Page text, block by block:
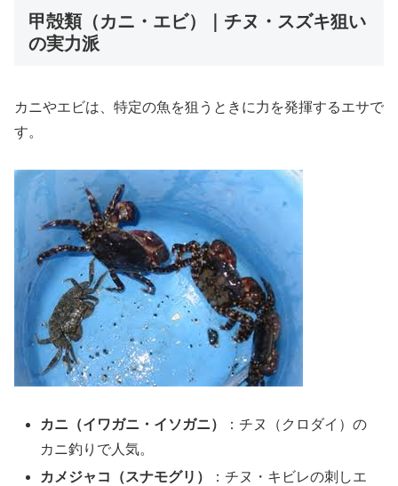
甲殻類（カニ・エビ）｜チヌ・スズキ狙い
の実力派
カニやエビは、特定の魚を狙うときに力を発揮するエサで
す。
カニ（イワガニ・イソガニ）
：チヌ（クロダイ）の
カニ釣りで人気。
カメジャコ（スナモグリ）
：チヌ・キビレの刺しエ